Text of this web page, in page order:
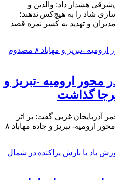
هشدار داد: والدین و
شاد را به هیچ‌کس ندهند؛
و تهدید به کسر نمره قصد
محور ارومیه -تبریز و
آذربایجان غربی گفت: بر اثر
بروز دو سانحه تصادف در محور ارومیه- تبریز و جاده مهاباد ۸